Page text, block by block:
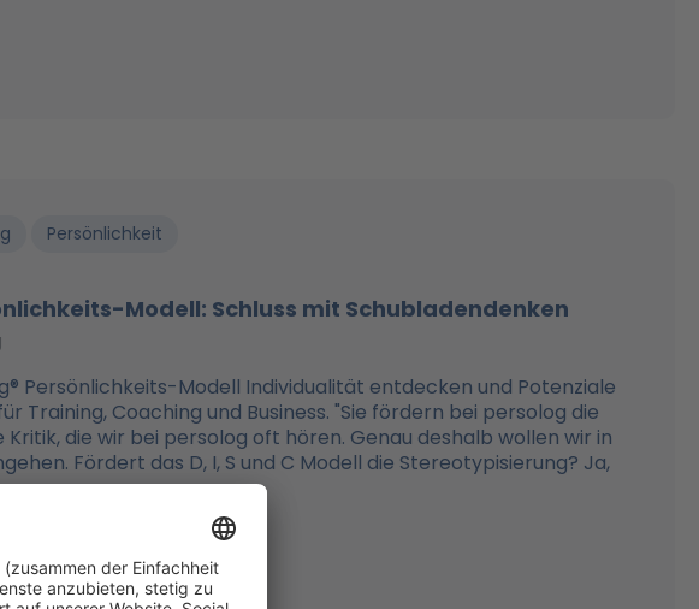
Persönlichkeit
Modell: Schluss mit Schubladendenken
Persönlichkeits-Modell Individualität entdecken und Potenziale
Training, Coaching und Business. "Sie fördern bei persolog die
die wir bei persolog oft hören. Genau deshalb wollen wir in
Fördert das D, I, S und C Modell die Stereotypisierung? Ja,